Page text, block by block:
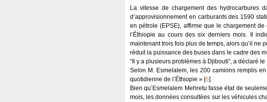
La vitesse de chargement des hydrocarbures
d’approvisionnement en carburants des 1590
en pétrole (EPSE), affirme que le chargement
l’Éthiopie au cours des six derniers mois. Il
maintenant trois fois plus de temps, alors qu’il ne
réduit la puissance des buses dans le cadre des
“Il y a plusieurs problèmes à Djibouti”, a déclaré le
Selon M. Esmelalem, les 200 camions remplis
quotidienne de l’Éthiopie » [6].
Bien qu’Esmelalem Mehretu fasse état de
mois, les données consultées sur les véhicules